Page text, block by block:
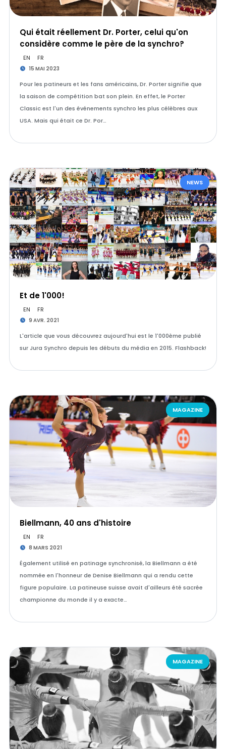
Qui était réellement Dr. Porter, celui qu'on
considère comme le père de la synchro?
EN FR
15 MAI 2023
Pour les patineurs et les fans américains, Dr. Porter signifie que
la saison de compétition bat son plein. En effet, le Porter
Classic est l'un des événements synchro les plus célèbres aux
USA. Mais qui était ce Dr. Por…
NEWS
Et de 1'000!
EN FR
9 AVR. 2021
L'article que vous découvrez aujourd'hui est le 1'000ème publié
sur Jura Synchro depuis les débuts du média en 2015. Flashback!
MAGAZINE
Biellmann, 40 ans d'histoire
EN FR
8 MARS 2021
Également utilisé en patinage synchronisé, la Biellmann a été
nommée en l'honneur de Denise Biellmann qui a rendu cette
figure populaire. La patineuse suisse avait d'ailleurs été sacrée
championne du monde il y a exacte…
MAGAZINE